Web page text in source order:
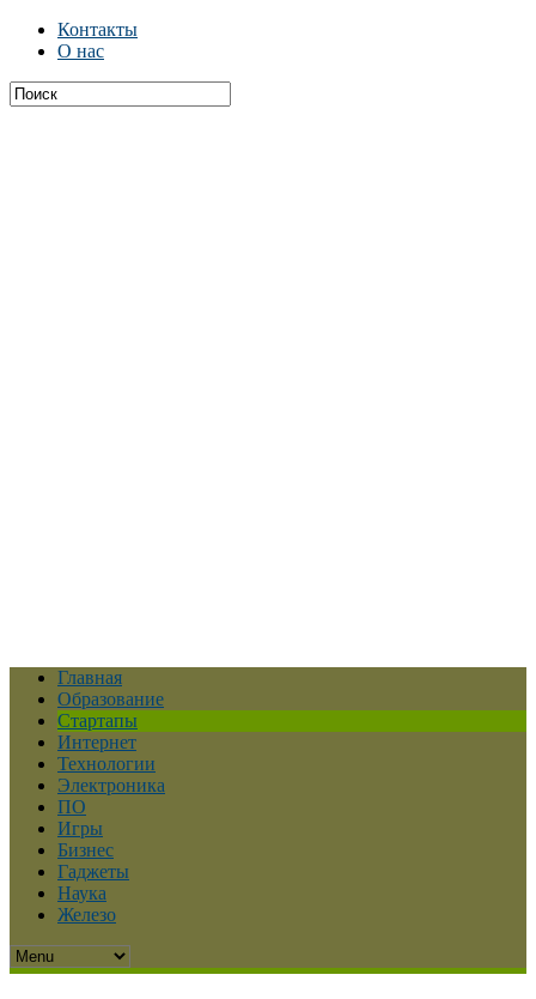
Контакты
О нас
Главная
Образование
Стартапы
Интернет
Технологии
Электроника
ПО
Игры
Бизнес
Гаджеты
Наука
Железо